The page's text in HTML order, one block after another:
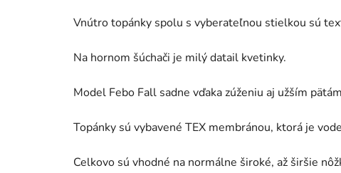
Vnútro topánky spolu s vyberateľnou stielkou sú
Na hornom šúchači je milý datail kvetinky.
Model Febo Fall sadne vďaka zúženiu aj užším
Topánky sú vybavené TEX membránou, ktorá je
Celkovo sú vhodné na normálne široké, až širšie